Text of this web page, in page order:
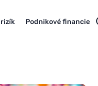
rizík Podnikové financie